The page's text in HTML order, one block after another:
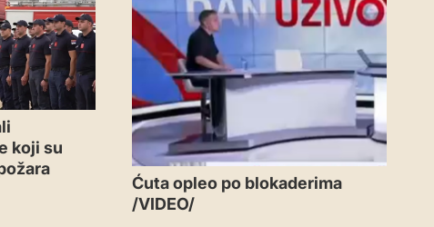
koji su
Ćuta opleo po blokaderima
/VIDEO/